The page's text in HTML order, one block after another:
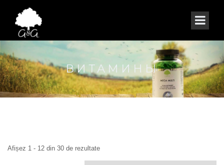
ВИТАМИНЫ
Afișez 1 - 12 din 30 de rezultate